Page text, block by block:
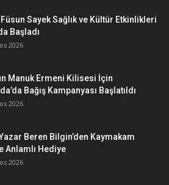
Füsun Sayek Sağlık ve Kültür Etkinlikleri
Başladı
2026
Manuk Ermeni Kilisesi İçin
Bağış Kampanyası Başlatıldı
2026
Beren Bilgin’den Kaymakam
Anlamlı Hediye
2026